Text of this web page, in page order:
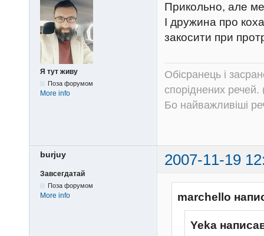
Я тут живу
Поза форумом
More info
Прикольно, але
І дружина про
закосити при
Обісранець і
споріднених речей.
Бо найважливіші
burjuy 2007-11-19
Завсегдатай
Поза форумом
More info marchello
Yeka